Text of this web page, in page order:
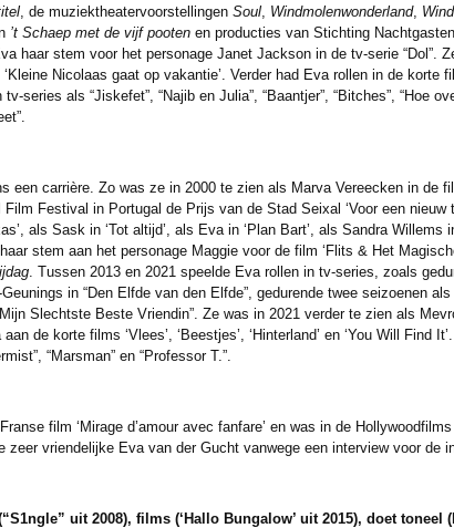
, de muziektheatervoorstellingen Soul, Windmolenwonderland,
’t Schaep met de vijf pootenen producties van Stichting
haar stem voor het personage Janet Jackson in de tv-serie “Dol”.
Nicolaas gaat op vakantie’. Verder had Eva rollen in de korte
series als “Jiskefet”, “Najib en Julia”, “Baantjer”, “Bitches”, “Hoe
een carrière. Zo was ze in 2000 te zien als Marva Vereecken in de
Festival in Portugal de Prijs van de Stad Seixal ‘Voor een
als Sask in ‘Tot altijd’, als Eva in ‘Plan Bart’, als Sandra Willems
stem aan het personage Maggie voor de film ‘Flits & Het
. Tussen 2013 en 2021 speelde Eva rollen in tv-series, zoals
in “Den Elfde van den Elfde”, gedurende twee seizoenen
Slechtste Beste Vriendin”. Ze was in 2021 verder te zien als
de korte films ‘Vlees’, ‘Beestjes’, ‘Hinterland’ en ‘You Will Find
“Marsman” en “Professor T.”.
film ‘Mirage d’amour avec fanfare’ en was in de
zeer vriendelijke Eva van der Gucht vanwege een interview voor de
uit 2008), films (‘Hallo Bungalow’ uit 2015), doettoneel